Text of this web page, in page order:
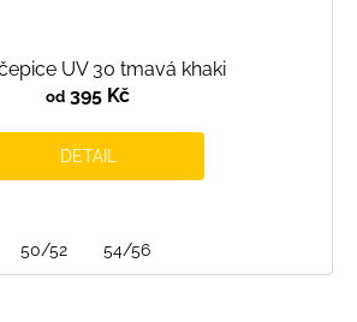
UV 30 tmavá khaki
od 395 Kč
DETAIL
50/52 54/56